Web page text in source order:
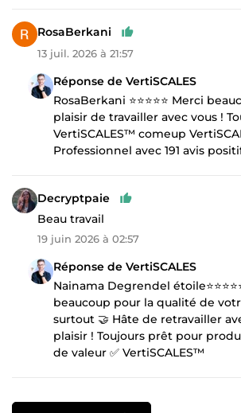
RosaBerkani
13 juil. 2026 à 21:57
Réponse de VertiSCALES
RosaBerkani ⭐⭐⭐⭐⭐ Merci
plaisir de travailler avec vous !
VertiSCALES™ comeup
Professionnel avec 191 avis
Decryptpaie
Beau travail
19 juin 2026 à 02:57
Réponse de VertiSCALES
Nainama Degrendel
beaucoup pour la qualité de
surtout 🤝 Hâte de retravailler
plaisir ! Toujours prêt pour
de valeur ✅ VertiSCALES™